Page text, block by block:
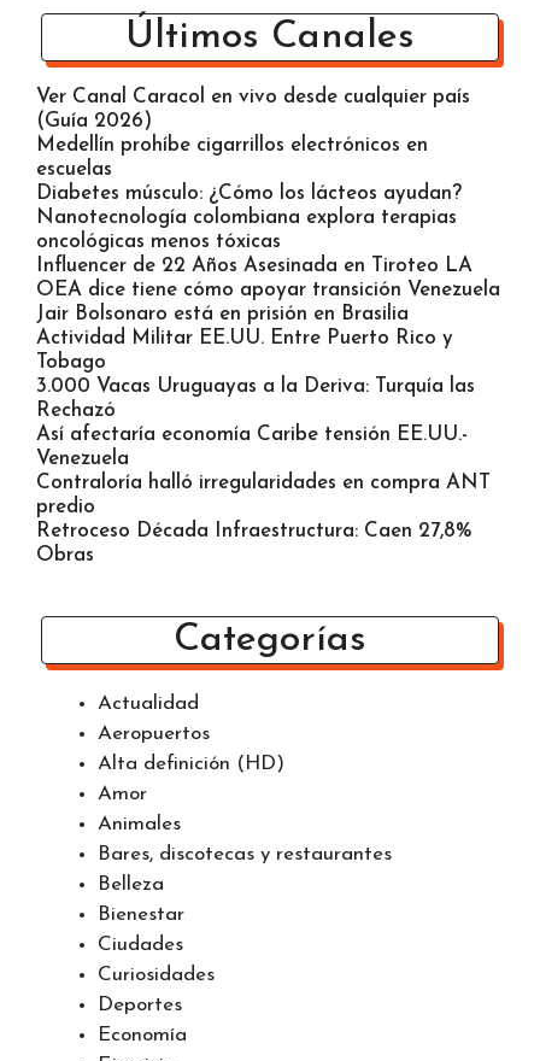
Últimos Canales
Ver Canal Caracol en vivo desde cualquier país
(Guía 2026)
Medellín prohíbe cigarrillos electrónicos en
escuelas
Diabetes músculo: ¿Cómo los lácteos ayudan?
Nanotecnología colombiana explora terapias
oncológicas menos tóxicas
Influencer de 22 Años Asesinada en Tiroteo LA
OEA dice tiene cómo apoyar transición Venezuela
Jair Bolsonaro está en prisión en Brasilia
Actividad Militar EE.UU. Entre Puerto Rico y
Tobago
3.000 Vacas Uruguayas a la Deriva: Turquía las
Rechazó
Así afectaría economía Caribe tensión EE.UU.-
Venezuela
Contraloría halló irregularidades en compra ANT
Obras
Categorías
Actualidad
Aeropuertos
Alta definición (HD)
Amor
Animales
Bares, discotecas y restaurantes
Belleza
Bienestar
Ciudades
Curiosidades